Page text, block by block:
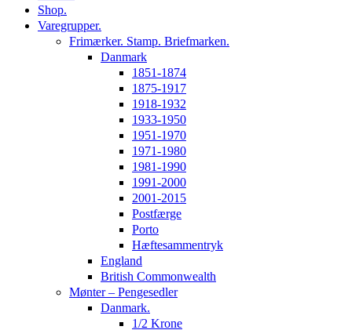
Shop.
Varegrupper.
Frimærker. Stamp. Briefmarken.
Danmark
1851-1874
1875-1917
1918-1932
1933-1950
1951-1970
1971-1980
1981-1990
1991-2000
2001-2015
Postfærge
Porto
Hæftesammentryk
England
British Commonwealth
Mønter – Pengesedler
Danmark.
1/2 Krone